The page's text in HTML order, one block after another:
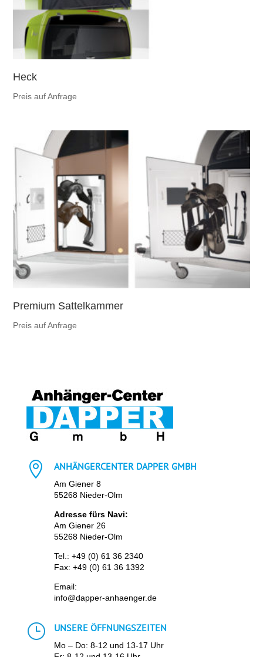
Heck
Preis auf Anfrage
Premium Sattelkammer
Preis auf Anfrage
 ANHÄNGERCENTER DAPPER GMBH
Am Giener 8
55268 Nieder-Olm
Adresse fürs Navi:
Am Giener 26
55268 Nieder-Olm
Tel.: +49 (0) 61 36 2340
Fax: +49 (0) 61 36 1392
Email:
info@dapper-anhaenger.de
} UNSERE ÖFFNUNGSZEITEN
Mo – Do: 8-12 und 13-17 Uhr